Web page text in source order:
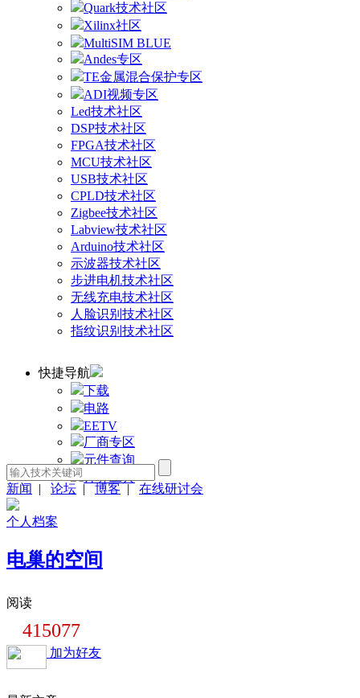
Quark技术社区
Xilinx社区
MultiSIM BLUE
Andes专区
TE金属混合保护专区
ADI视频专区
Led技术社区
DSP技术社区
FPGA技术社区
MCU技术社区
USB技术社区
CPLD技术社区
Zigbee技术社区
Labview技术社区
Arduino技术社区
示波器技术社区
步进电机技术社区
无线充电技术社区
人脸识别技术社区
指纹识别技术社区
快捷导航
下载
电路
EETV
厂商专区
元件查询
计算工具
新闻
| 论坛 | 博客 | 在线研讨会
个人档案
电巢的空间
阅读
415077
加为好友